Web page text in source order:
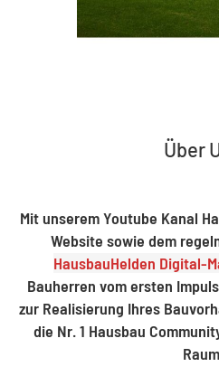
Über
Mit unserem Youtube Kanal
Website sowie dem
HausbauHelden Digital-
Bauherren vom ersten
zur Realisierung Ihres
die Nr. 1 Hausbau